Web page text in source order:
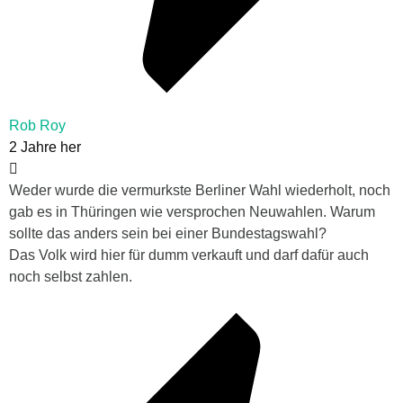
Rob Roy
2 Jahre her
Weder wurde die vermurkste Berliner Wahl wiederholt, noch
gab es in Thüringen wie versprochen Neuwahlen. Warum
sollte das anders sein bei einer Bundestagswahl?
Das Volk wird hier für dumm verkauft und darf dafür auch
noch selbst zahlen.